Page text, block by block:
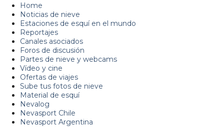
Home
Noticias de nieve
Estaciones de esquí en el mundo
Reportajes
Canales asociados
Foros de discusión
Partes de nieve y webcams
Vídeo y cine
Ofertas de viajes
Sube tus fotos de nieve
Material de esquí
Nevalog
Nevasport Chile
Nevasport Argentina